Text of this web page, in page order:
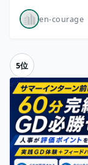
en-courage
5位